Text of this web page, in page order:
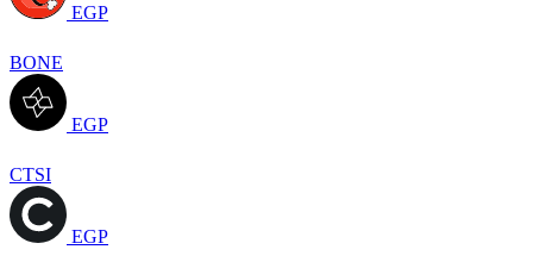
EGP
BONE
EGP
CTSI
EGP